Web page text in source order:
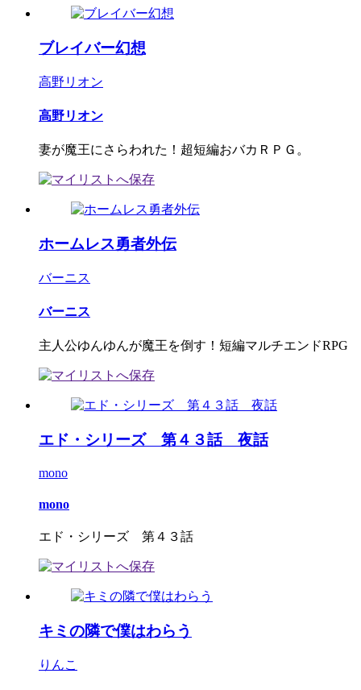
ブレイバー幻想
高野リオン
高野リオン
妻が魔王にさらわれた！超短編おバカＲＰＧ。
ホームレス勇者外伝
バーニス
バーニス
主人公ゆんゆんが魔王を倒す！短編マルチエンドRPG
エド・シリーズ 第４３話 夜話
mono
mono
エド・シリーズ 第４３話
キミの隣で僕はわらう
りんこ